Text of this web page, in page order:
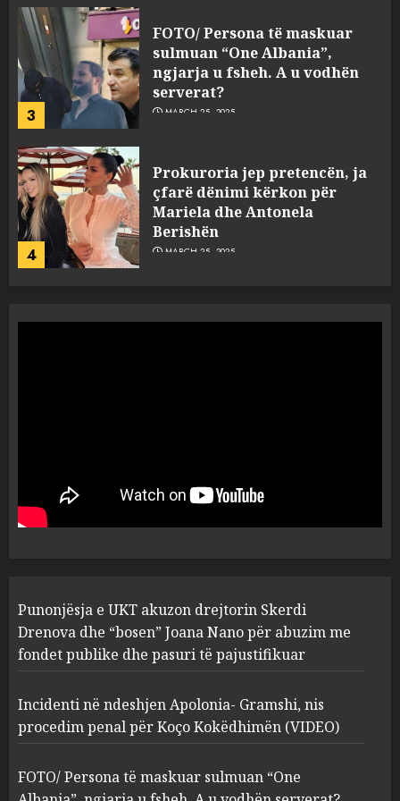
3
FOTO/ Persona të maskuar
sulmuan “One Albania”,
ngjarja u fsheh. A u vodhën
serverat?
MARCH 25, 2025
4
Prokuroria jep pretencën, ja
çfarë dënimi kërkon për
Mariela dhe Antonela
Berishën
MARCH 25, 2025
1
“bosen” Joana Nano për
abuzim me fondet publike dhe
pasuri të pajustifikuar
2
Apolonia- Gramshi, nis
procedim penal për Koço
Kokëdhimën (VIDEO)
MARCH 27, 2025
FOTO/ Persona të maskuar
sulmuan “One Albania”,
ngjarja u fsheh. A u vodhën
serverat?
Punonjësja e UKT akuzon drejtorin Skerdi
Drenova dhe “bosen” Joana Nano për abuzim me
fondet publike dhe pasuri të pajustifikuar
Incidenti në ndeshjen Apolonia- Gramshi, nis
procedim penal për Koço Kokëdhimën (VIDEO)
FOTO/ Persona të maskuar sulmuan “One